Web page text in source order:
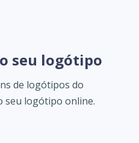
seu logótipo
de logótipos do
seu logótipo online.